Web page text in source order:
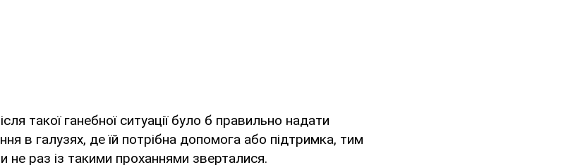
такої ганебної ситуації було б правильно надати
в галузях, де їй потрібна допомога або підтримка, тим
не раз із такими проханнями зверталися.